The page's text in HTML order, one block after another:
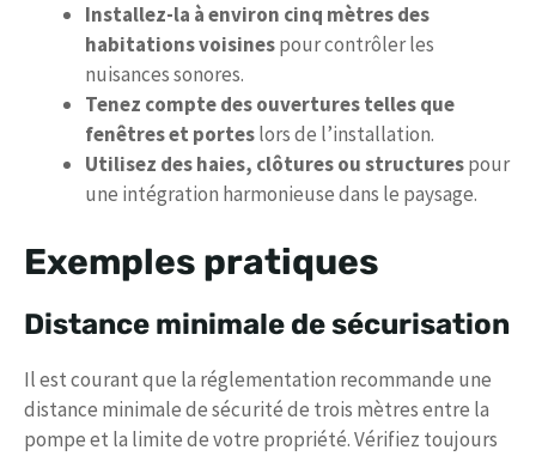
Installez-la à environ cinq mètres des
habitations voisinespour contrôler les
nuisances sonores.
Tenez compte des ouvertures telles que
fenêtres et porteslors de l’installation.
Utilisez des haies, clôtures ou structurespour
une intégration harmonieuse dans le paysage.
Exemples pratiques
Distance minimale de sécurisation
Il est courant que la réglementation recommande une
distance minimale de sécurité de trois mètres entre la
pompe et la limite de votre propriété. Vérifiez toujours